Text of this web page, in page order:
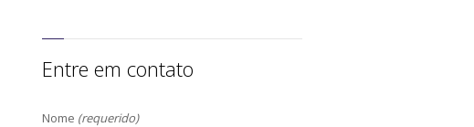
Entre em contato
Nome (requerido)